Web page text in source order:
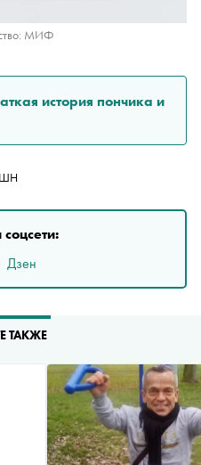
МИФ
история пончика и
Дзен
ТАКЖЕ